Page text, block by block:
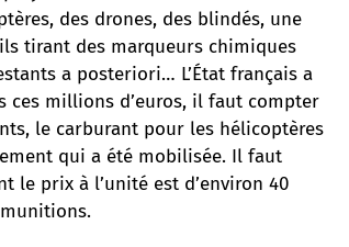
des drones, des blindés, une
tirant des marqueurs chimiques
a posteriori… L’État français a
ces millions d’euros, il faut compter
le carburant pour les hélicoptères
qui a été mobilisée. Il faut
le prix à l’unité est d’environ 40